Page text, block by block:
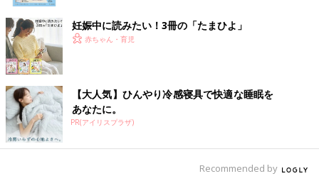
妊娠中に読みたい！3冊の「たまひよ」
赤ちゃん・育児
【大人気】ひんやり冷感寝具で快適な睡眠を
あなたに。
PR(アイリスプラザ)
Recommended by